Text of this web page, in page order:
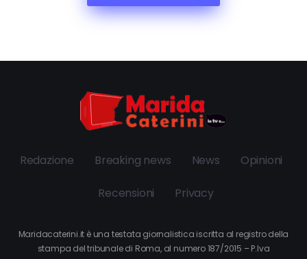
Redazione Breaking news News Opinioni
Recensioni Privacy
Maridacaterini.it è una testata giornalistica iscritta al registro della
stampa del tribunale di Roma, al numero 187/2015 – P.Iva